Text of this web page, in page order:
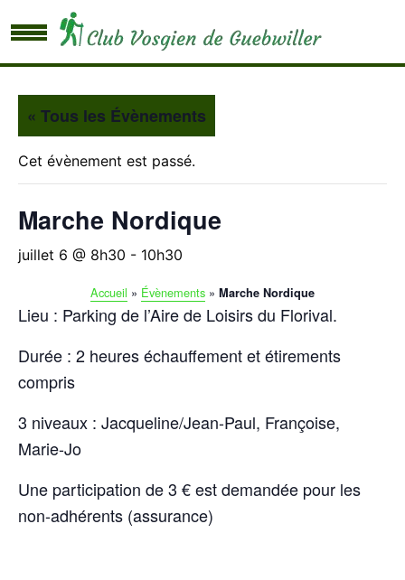
« Tous les Évènements
Cet évènement est passé.
Marche Nordique
juillet 6 @ 8h30 - 10h30
Accueil » Évènements » Marche Nordique
Lieu : Parking de l’Aire de Loisirs du Florival.
Durée : 2 heures échauffement et étirements
compris
3 niveaux : Jacqueline/Jean-Paul, Françoise,
Marie-Jo
Une participation de 3 € est demandée pour les
non-adhérents (assurance)